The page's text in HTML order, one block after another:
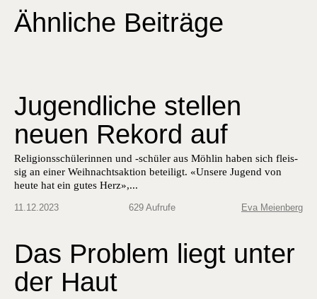
Ähnliche Beiträge
Jugendliche stellen
neuen Rekord auf
Reli­gion­ss­chü­lerin­nen und ‑schüler aus Möh­lin haben sich fleis­
sig an ein­er Wei­h­nacht­sak­tion beteiligt. «Unsere Jugend von
heute hat ein gutes Herz»,...
11.12.2023 629 Aufrufe Eva Meienberg
Das Problem liegt unter
der Haut